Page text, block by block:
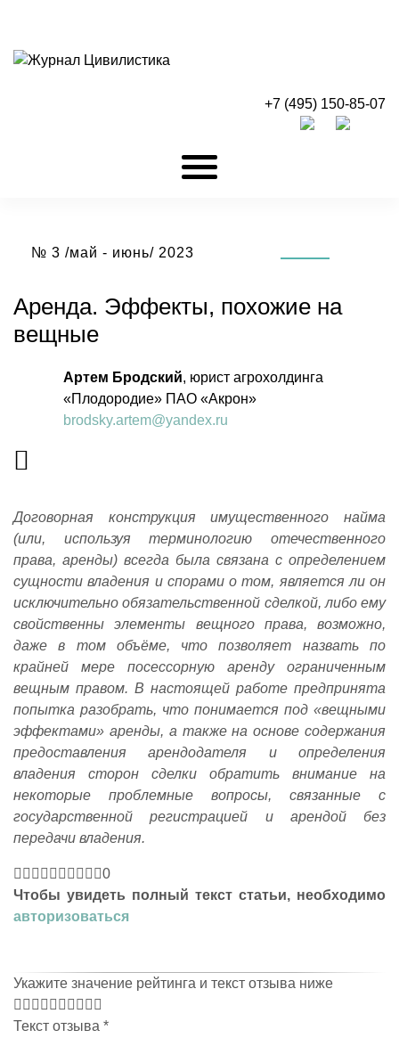
+7 (495) 150-85-07
№ 3 /май - июнь/ 2023
Аренда. Эффекты, похожие на
вещные
Артем Бродский, юрист агрохолдинга
«Плодородие» ПАО «Акрон»
brodsky.artem@yandex.ru
Договорная конструкция имущественного найма
(или, используя терминологию отечественного
права, аренды) всегда была связана с определением
сущности владения и спорами о том, является ли он
исключительно обязательственной сделкой, либо ему
свойственны элементы вещного права, возможно,
даже в том объёме, что позволяет назвать по
крайней мере посессорную аренду ограниченным
вещным правом. В настоящей работе предпринята
попытка разобрать, что понимается под «вещными
эффектами» аренды, а также на основе содержания
предоставления арендодателя и определения
владения сторон сделки обратить внимание на
некоторые проблемные вопросы, связанные с
государственной регистрацией и арендой без
передачи владения.
0
Чтобы увидеть полный текст статьи, необходимо
авторизоваться
Укажите значение рейтинга и текст отзыва ниже
Текст отзыва *